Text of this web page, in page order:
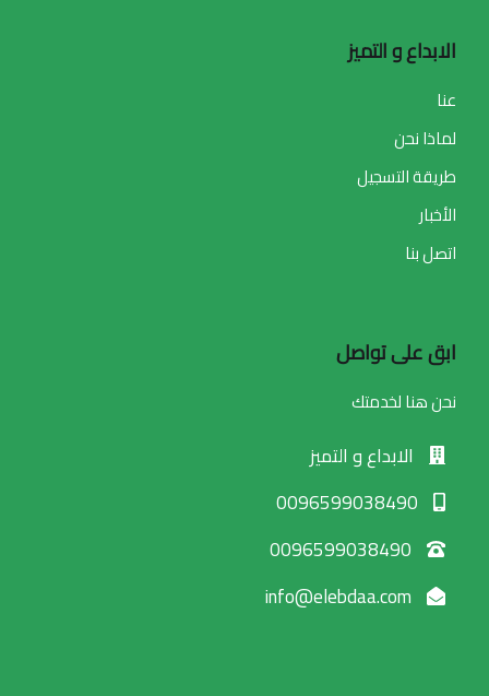
الابداع و التميز
عنا
لماذا نحن
طريقة التسجيل
الأخبار
اتصل بنا
ابق على تواصل
نحن هنا لخدمتك
الابداع و التميز